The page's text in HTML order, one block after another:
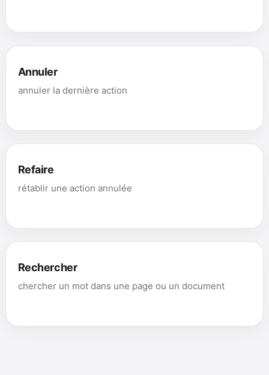
Annuler
annuler la dernière action
Refaire
rétablir une action annulée
Rechercher
chercher un mot dans une page ou un document